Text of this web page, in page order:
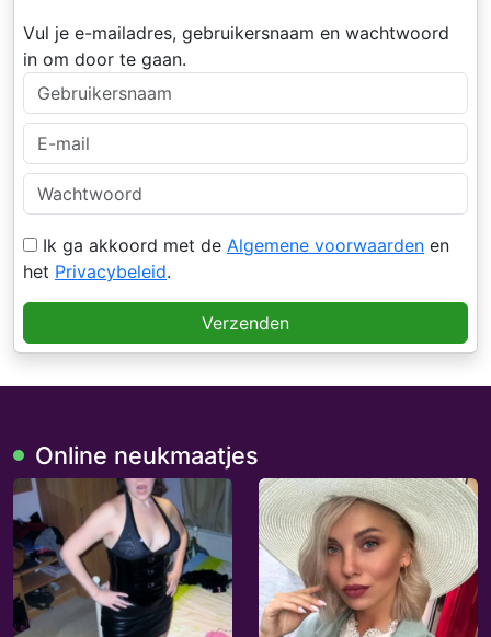
Vul je e-mailadres, gebruikersnaam en wachtwoord
in om door te gaan.
Ik ga akkoord met de Algemene voorwaarden en
het Privacybeleid.
Verzenden
Online neukmaatjes